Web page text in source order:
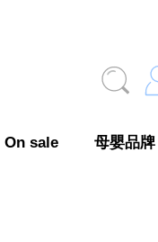
On sale 母嬰品牌